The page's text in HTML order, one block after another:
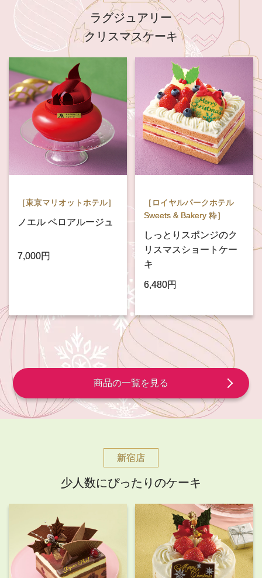
ラグジュアリー
クリスマスケーキ
［東京マリオットホテル］
ノエル ベロアルージュ
7,000円
［ロイヤルパークホテル
Sweets & Bakery 粋］
しっとりスポンジのク
リスマスショートケー
キ
6,480円
商品の一覧を見る
新宿店
少人数にぴったりのケーキ